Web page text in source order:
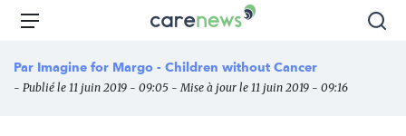
Aller
principal
Carenews,
média
des
Menu
Par Imagine for Margo - Children without Cancer
- Publié le 11 juin 2019 - 09:05 - Mise à jour le 11 juin 2019 - 09:16